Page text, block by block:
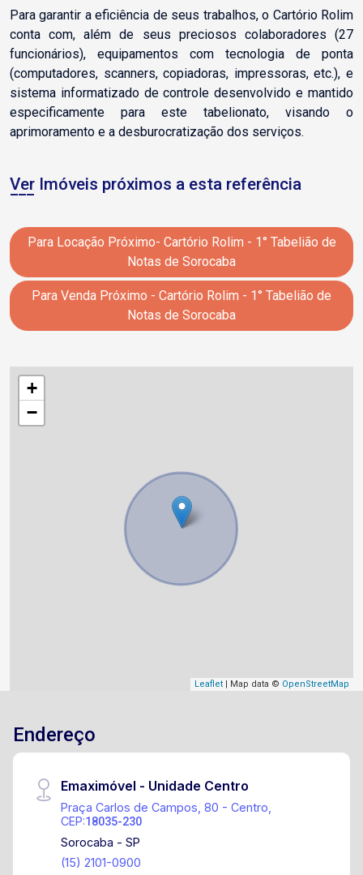
Para garantir a eficiência de seus trabalhos, o Cartório Rolim
conta com, além de seus preciosos colaboradores (27
funcionários), equipamentos com tecnologia de ponta
(computadores, scanners, copiadoras, impressoras, etc.), e
sistema informatizado de controle desenvolvido e mantido
especificamente para este tabelionato, visando o
aprimoramento e a desburocratização dos serviços.
Ver Imóveis próximos a esta referência
Para Locação Próximo- Cartório Rolim - 1° Tabelião de
Notas de Sorocaba
Para Venda Próximo - Cartório Rolim - 1° Tabelião de
Notas de Sorocaba
+
−
Leaflet | Map data © OpenStreetMap
Endereço
Emaximóvel - Unidade Centro
Praça Carlos de Campos, 80 - Centro,
CEP:18035-230
Sorocaba - SP
(15) 2101-0900